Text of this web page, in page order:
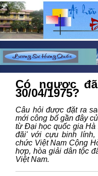
Có ngược
30/04/1975?
Câu hỏi được đặt ra
mới công bố gần đây
từ Đại học quốc gia Hà
đãi' với cựu binh lính,
chức Việt Nam Cộng
hợp, hòa giải dân tộc
Việt Nam.